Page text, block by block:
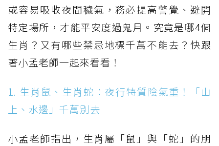
或容易吸收夜間穢氣，務必提高警覺、避開
特定場所，才能平安度過鬼月。究竟是哪4個
生肖？又有哪些禁忌地標千萬不能去？快跟
著小孟老師一起來看看！
1. 生肖鼠、生肖蛇：夜行特質陰氣重！「山
上、水邊」千萬別去
小孟老師指出，生肖屬「鼠」與「蛇」的朋